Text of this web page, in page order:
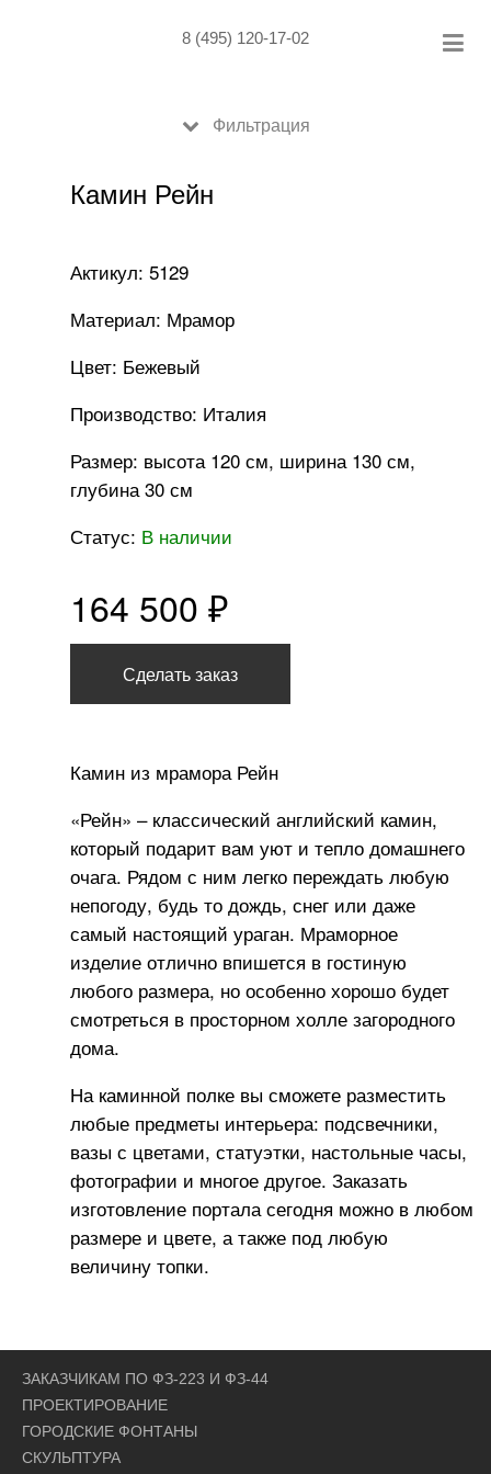
8 (495) 120-17-02
Фильтрация
Камин Рейн
Актикул: 5129
Материал: Мрамор
Цвет: Бежевый
Производство: Италия
Размер: высота 120 см, ширина 130 см,
глубина 30 см
Статус: В наличии
164 500 ₽
Сделать заказ
Камин из мрамора Рейн
«Рейн» – классический английский камин,
который подарит вам уют и тепло домашнего
очага. Рядом с ним легко переждать любую
непогоду, будь то дождь, снег или даже
самый настоящий ураган. Мраморное
изделие отлично впишется в гостиную
любого размера, но особенно хорошо будет
смотреться в просторном холле загородного
дома.
На каминной полке вы сможете разместить
любые предметы интерьера: подсвечники,
вазы с цветами, статуэтки, настольные часы,
фотографии и многое другое. Заказать
изготовление портала сегодня можно в любом
размере и цвете, а также под любую
величину топки.
ЗАКАЗЧИКАМ ПО ФЗ-223 И ФЗ-44
ПРОЕКТИРОВАНИЕ
ГОРОДСКИЕ ФОНТАНЫ
СКУЛЬПТУРА